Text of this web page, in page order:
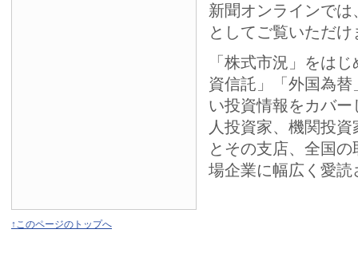
新聞オンラインで
としてご覧いただけ
「株式市況」をは
資信託」「外国為
い投資情報をカバ
人投資家、機関投
とその支店、全国
場企業に幅広く愛読
↑このページのトップへ